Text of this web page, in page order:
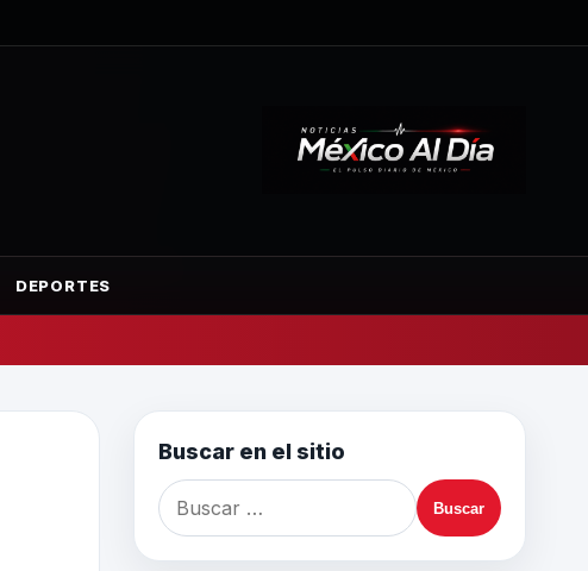
DEPORTES
Buscar en el sitio